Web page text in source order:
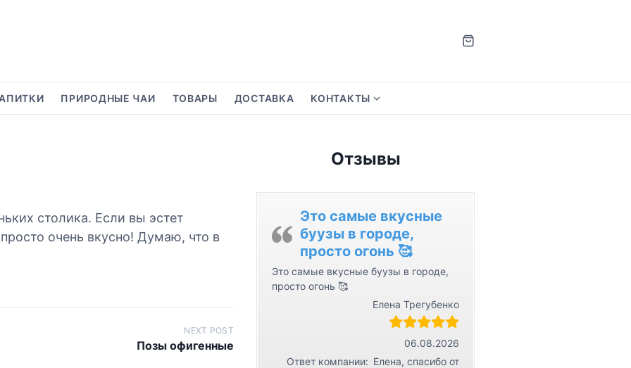
ПРИРОДНЫЕ ЧАИ ТОВАРЫ ДОСТАВКА КОНТАКТЫ
w
u
m
e
n
u
o
о
столика. Если вы эстет
очень вкусно! Думаю, что в
NEXT POST
Позы офигенные
Отзывы
Это самые вкусные
буузы в городе,
просто огонь 🥰
Это самые вкусные буузы в городе,
просто огонь 🥰
Елена Трегубенко
06.08.2026
Ответ компании: Елена, спасибо от